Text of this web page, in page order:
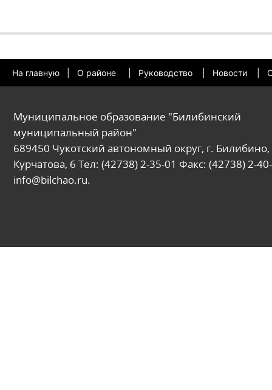
На главную О районе Руководство Новости
Муниципальное образование "Билибинский
муниципальный район"
689450 Чукотский автономный округ, г. Билибино,
Курчатова, 6 Тел: (42738) 2-35-01 Факс: (42738) 2-
info@bilchao.ru.